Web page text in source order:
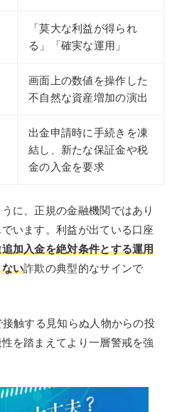
「莫大な利益が得られ
る」「確実な運用」
画面上の数値を操作した
不自然な資産増加の演出
出金申請時に手続きを凍
結し、新たな保証金や税
金の入金を要求
に、正規の金融機関ではあり
います。利益が出ている口座
加入金を絶対条件とする運用
い詐欺の典型的なサインで
触する見知らぬ人物からの投
を踏まえてより一層警戒を強